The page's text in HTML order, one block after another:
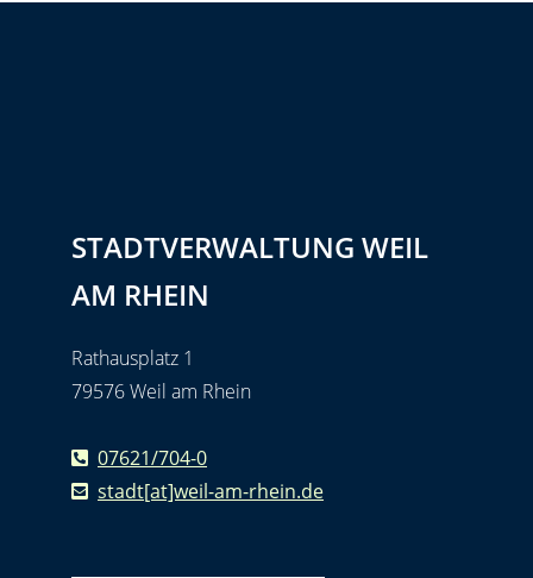
STADTVERWALTUNG WEIL
AM RHEIN
Rathausplatz 1
79576 Weil am Rhein
07621/704-0
stadt[at]weil-am-rhein.de